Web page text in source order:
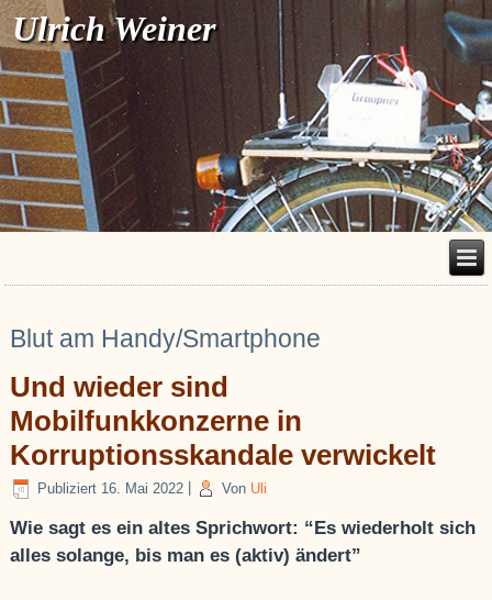
Ulrich Weiner
Blut am Handy/Smartphone
Und wieder sind
Mobilfunkkonzerne in
Korruptionsskandale verwickelt
Publiziert 16. Mai 2022 Von Uli
Wie sagt es ein altes Sprichwort: “Es wiederholt sich
alles solange, bis man es (aktiv) ändert”